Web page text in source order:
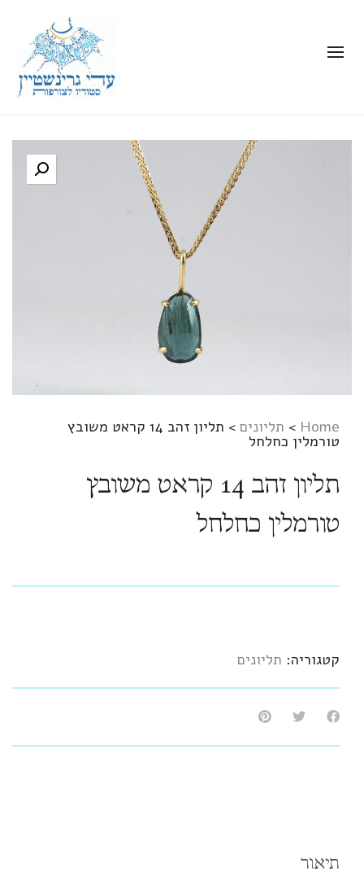
Home
> תליונים > תליון זהב 14 קראט משובץ
טורמלין כחלחל
תליון זהב 14 קראט משובץ
טורמלין כחלחל
קטגוריה: תליונים
תיאור